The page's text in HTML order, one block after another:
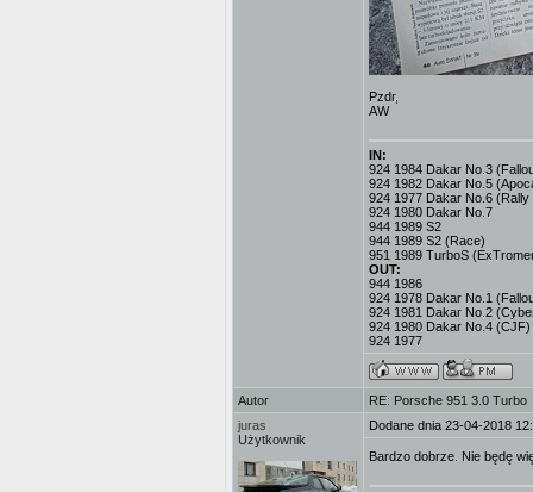
Pzdr,
AW
IN:
924 1984 Dakar No.3
924 1982 Dakar No.5
924 1977 Dakar No.6
924 1980 Dakar No.7
944 1989 S2
944 1989 S2 (Race)
951 1989 TurboS
OUT:
944 1986
924 1978 Dakar No.1
924 1981 Dakar No.2
924 1980 Dakar No.4 (CJF)
924 1977
Autor
RE: Porsche 951 3.0 Turbo
juras
Użytkownik
Dodane dnia 23-04-2018
Bardzo dobrze. Nie będę